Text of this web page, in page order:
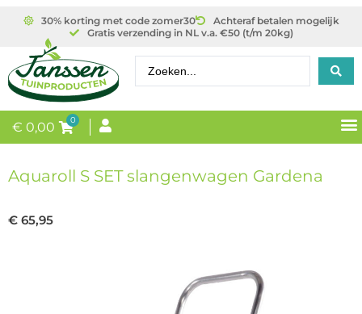
30% korting met code zomer30
Achteraf betalen mogelijk
Gratis verzending in NL v.a. €50 (t/m 20kg)
€ 0,00 0
Aquaroll S SET slangenwagen Gardena
€ 65,95